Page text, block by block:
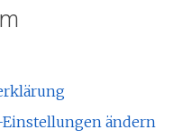
ändern